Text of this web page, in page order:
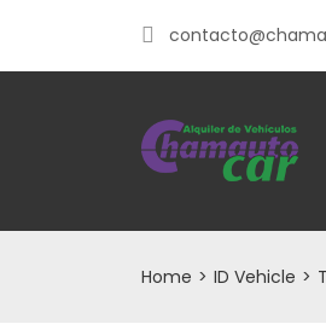
Home > ID Vehicle >